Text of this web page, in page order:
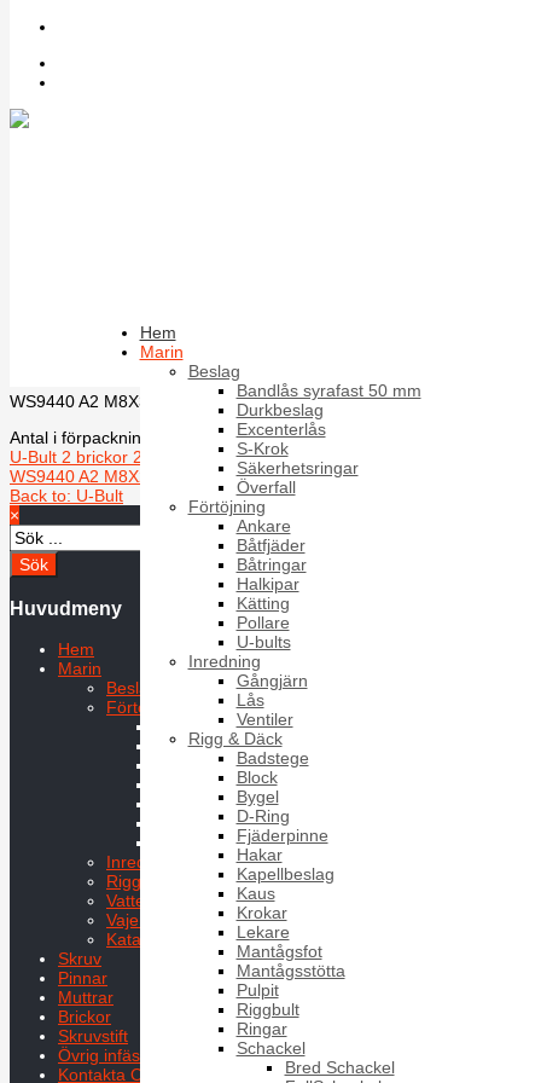
Hem
Marin
Beslag
Bandlås syrafast 50 mm
Durkbeslag
Excenterlås
S-Krok
Säkerhetsringar
Överfall
Förtöjning
Ankare
Båtfjäder
Båtringar
Halkipar
Kätting
Pollare
U-bults
Inredning
Gångjärn
Lås
Ventiler
Rigg & Däck
Badstege
Block
Bygel
D-Ring
Fjäderpinne
Hakar
Kapellbeslag
Kaus
Krokar
Lekare
Mantågsfot
Mantågsstötta
Pulpit
Riggbult
Ringar
Schackel
Bred Schackel
Sök bland artiklar
Fråga om produkten
WS9440 A2 M8X30 LH60 LW42
Antal i förpackning:50
U-Bult 2 brickor 2 muttrar 10 X 35 mm, A4
WS9440 A2 M8X25 LH50 LW35
Back to: U-Bult
×
Huvudmeny
Hem
Marin
Beslag
Förtöjning
Båtfjäder
Båtringar
Inredning
Rigg & Däck
Vatten och bränsle
Vajer
Kataloger Marin
Skruv
Pinnar
Muttrar
Brickor
Skruvstift
Övrig infästning
Kontakta Oss